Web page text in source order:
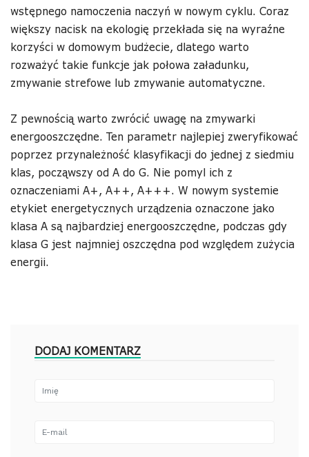
wstępnego namoczenia naczyń w nowym cyklu. Coraz
większy nacisk na ekologię przekłada się na wyraźne
korzyści w domowym budżecie, dlatego warto
rozważyć takie funkcje jak połowa załadunku,
zmywanie strefowe lub zmywanie automatyczne.
Z pewnością warto zwrócić uwagę na zmywarki
energooszczędne. Ten parametr najlepiej zweryfikować
poprzez przynależność klasyfikacji do jednej z siedmiu
klas, począwszy od A do G. Nie pomyl ich z
oznaczeniami A+, A++, A+++. W nowym systemie
etykiet energetycznych urządzenia oznaczone jako
klasa A są najbardziej energooszczędne, podczas gdy
klasa G jest najmniej oszczędna pod względem zużycia
energii.
DODAJ KOMENTARZ